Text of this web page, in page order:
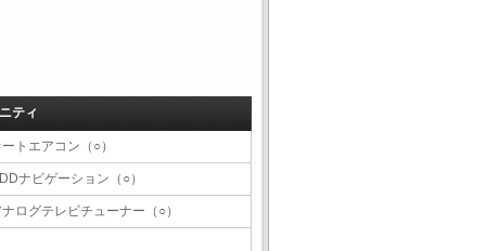
ティ
トエアコン（○）
ナビゲーション（○）
ログテレビチューナー（○）